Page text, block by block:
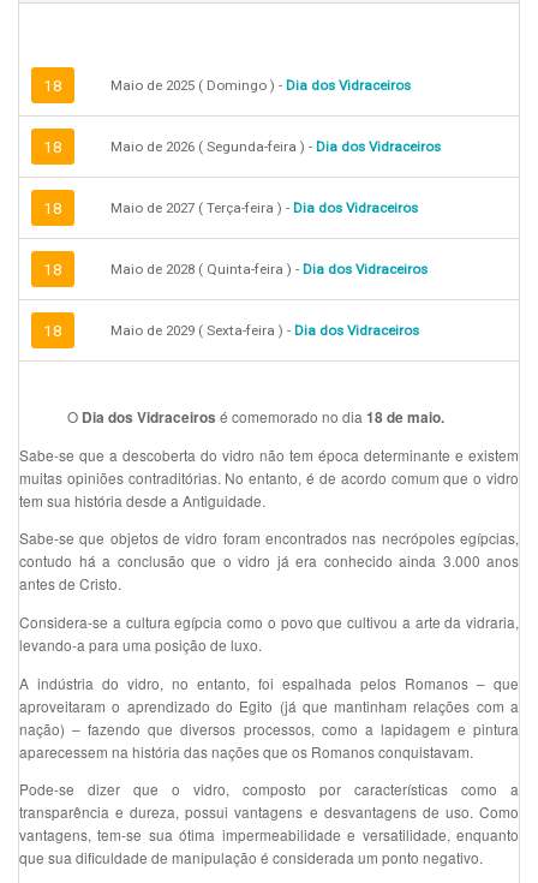
18 Maio de 2025 ( Domingo ) - Dia dos Vidraceiros
18 Maio de 2026 ( Segunda-feira ) - Dia dos Vidraceiros
18 Maio de 2027 ( Terça-feira ) - Dia dos Vidraceiros
18 Maio de 2028 ( Quinta-feira ) - Dia dos Vidraceiros
18 Maio de 2029 ( Sexta-feira ) - Dia dos Vidraceiros
O Dia dos Vidraceiros é comemorado no dia 18 de maio.
Sabe-se que a descoberta do vidro não tem época determinante e existem
muitas opiniões contraditórias. No entanto, é de acordo comum que o vidro
tem sua história desde a Antiguidade.
Sabe-se que objetos de vidro foram encontrados nas necrópoles egípcias,
contudo há a conclusão que o vidro já era conhecido ainda 3.000 anos
antes de Cristo.
Considera-se a cultura egípcia como o povo que cultivou a arte da vidraria,
levando-a para uma posição de luxo.
A indústria do vidro, no entanto, foi espalhada pelos Romanos – que
aproveitaram o aprendizado do Egito (já que mantinham relações com a
nação) – fazendo que diversos processos, como a lapidagem e pintura
aparecessem na história das nações que os Romanos conquistavam.
Pode-se dizer que o vidro, composto por características como a
transparência e dureza, possui vantagens e desvantagens de uso. Como
vantagens, tem-se sua ótima impermeabilidade e versatilidade, enquanto
que sua dificuldade de manipulação é considerada um ponto negativo.